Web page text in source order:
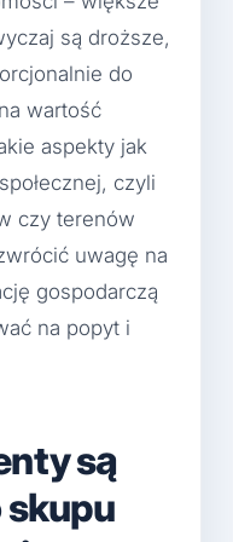
są droższe,
do
wartość
aspekty jak
czyli
czy terenów
uwagę na
gospodarczą
na popyt i
są